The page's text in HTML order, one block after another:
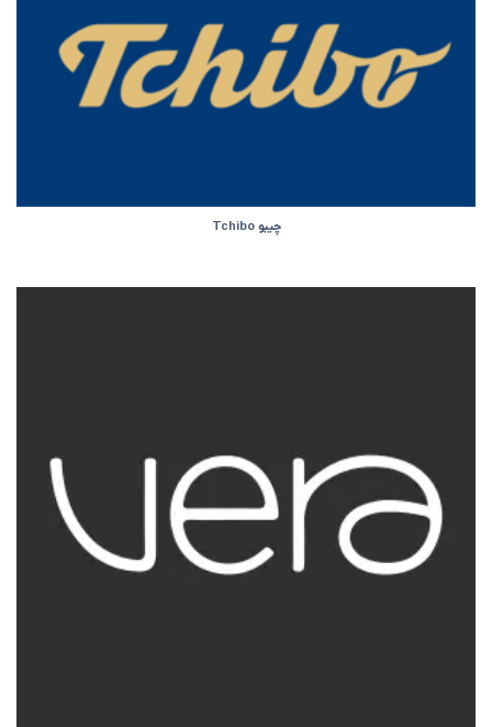
چیبو Tchibo